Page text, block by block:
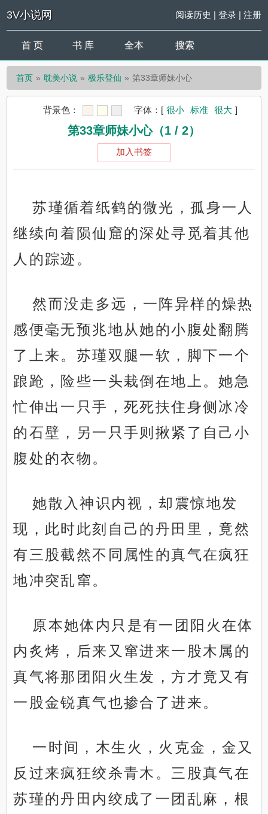
3V小说网 阅读历史 | 登录| 注册
首 页 书 库 全本 搜索
首页 耽美小说 极乐登仙 第33章师妹小心
背景色： 字体： [ 很小 标准 很大 ]
第33章师妹小心（1 / 2）
加入书签
苏瑾循着纸鹤的微光，孤身一人
继续向着陨仙窟的深处寻觅着其他
人的踪迹。
然而没走多远，一阵异样的燥热
感便毫无预兆地从她的小腹处翻腾
了上来。苏瑾双腿一软，脚下一个
踉跄，险些一头栽倒在地上。她急
忙伸出一只手，死死扶住身侧冰冷
的石壁，另一只手则揪紧了自己小
腹处的衣物。
她散入神识内视，却震惊地发
现，此时此刻自己的丹田里，竟然
有三股截然不同属性的真气在疯狂
地冲突乱窜。
原本她体内只是有一团阳火在体
内炙烤，后来又窜进来一股木属的
真气将那团阳火生发，方才竟又有
一股金锐真气也掺合了进来。
一时间，木生火，火克金，金又
反过来疯狂绞杀青木。三股真气在
苏瑾的丹田内绞成了一团乱麻，根